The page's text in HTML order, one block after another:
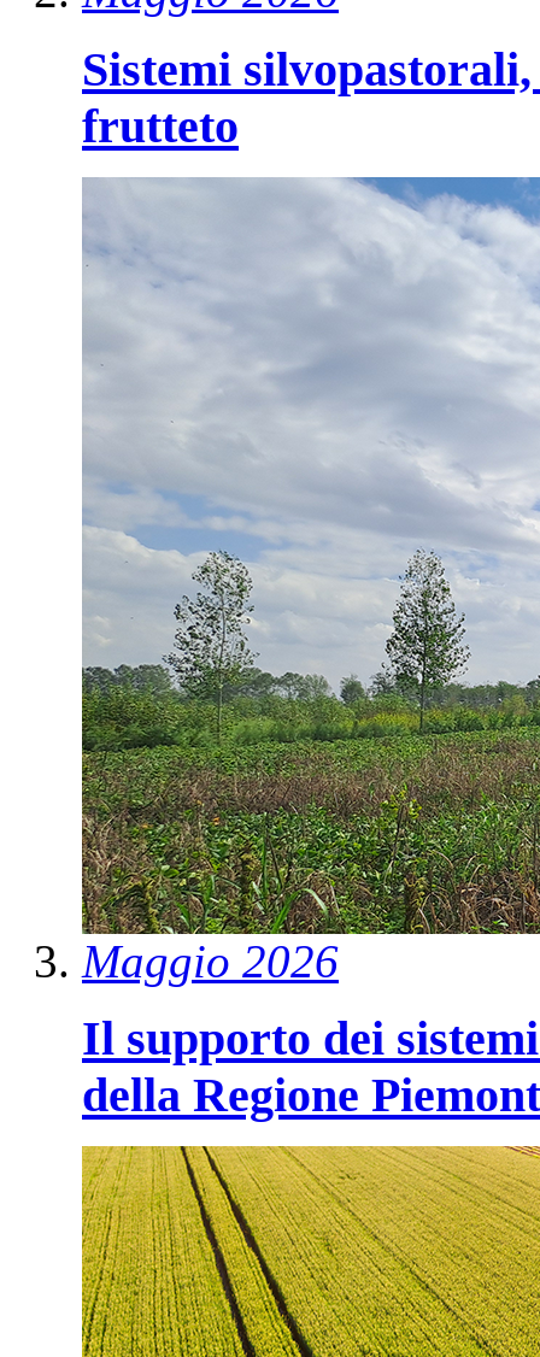
Sistemi
frutteto
Maggio 2026
Il supporto dei
della Regione